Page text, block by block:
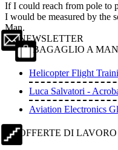
If I could reach from pole to
I would be measured by the
Man.
NEWSLETTER
BAGAGLIO A
Helicopter Flight
Luca Salvatori -
Aviation Electronics
OFFERTE DI LAVORO